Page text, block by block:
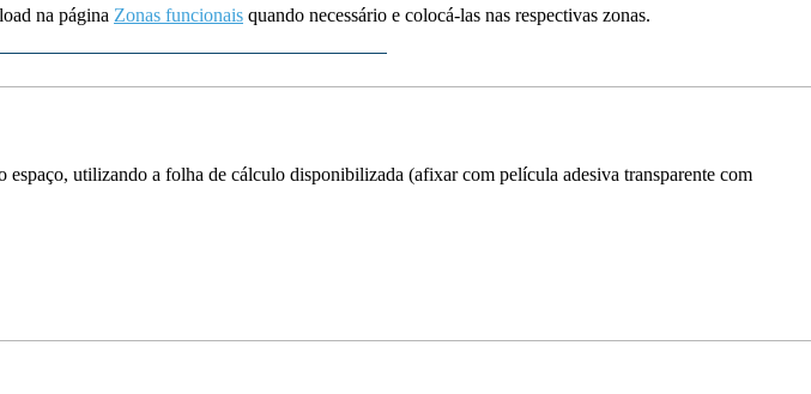
na página Zonas funcionais quando necessário e colocá-las nas respectivas zonas.
utilizando a folha de cálculo disponibilizada (afixar com película adesiva transparente com